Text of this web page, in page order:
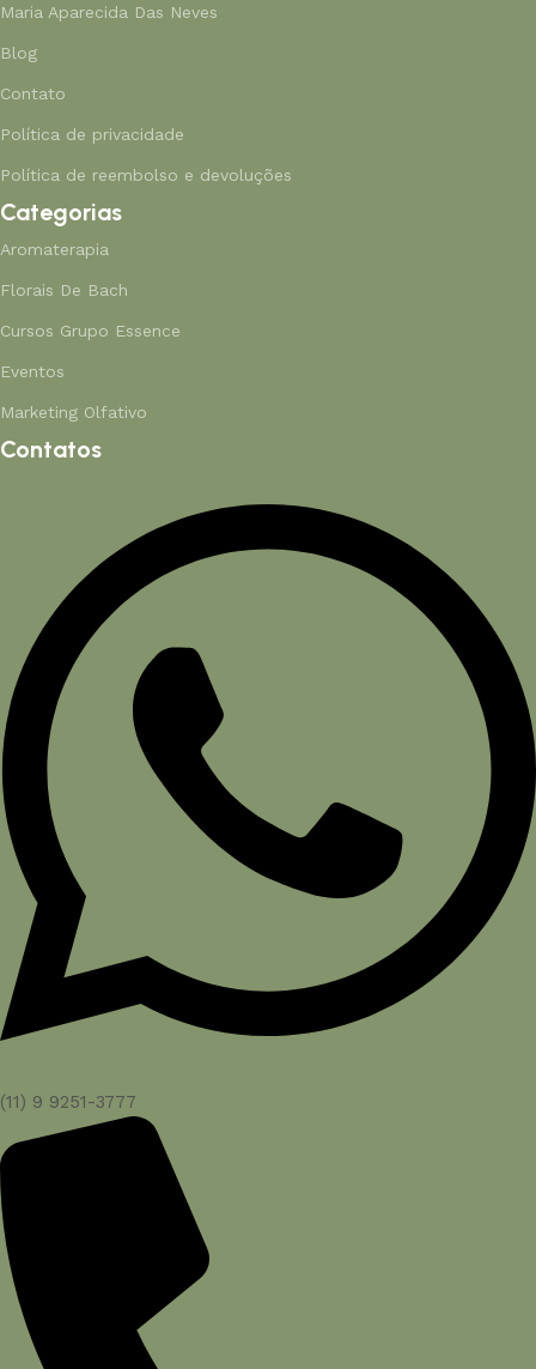
Maria Aparecida Das Neves
Blog
Contato
Política de privacidade
Política de reembolso e devoluções
Categorias
Aromaterapia
Florais De Bach
Cursos Grupo Essence
Eventos
Marketing Olfativo
Contatos
(11) 9 9251-3777